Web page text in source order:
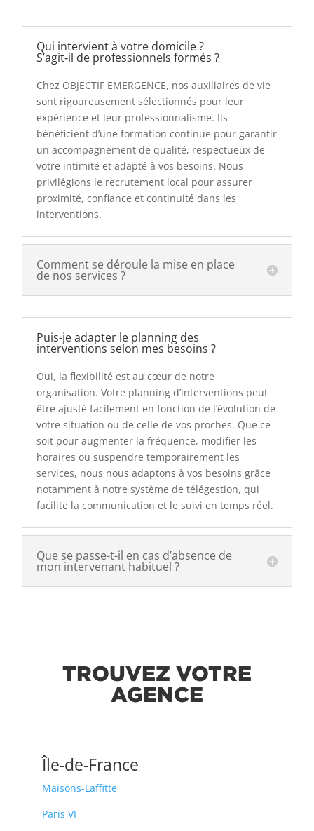
Qui intervient à votre domicile ?
S’agit‑il de professionnels formés ?
Chez OBJECTIF EMERGENCE, nos auxiliaires de vie
sont rigoureusement sélectionnés pour leur
expérience et leur professionnalisme. Ils
bénéficient d’une formation continue pour garantir
un accompagnement de qualité, respectueux de
votre intimité et adapté à vos besoins. Nous
privilégions le recrutement local pour assurer
proximité, confiance et continuité dans les
interventions.
Comment se déroule la mise en place
de nos services ?
Puis-je adapter le planning des
interventions selon mes besoins ?
Oui, la flexibilité est au cœur de notre
organisation. Votre planning d’interventions peut
être ajusté facilement en fonction de l’évolution de
votre situation ou de celle de vos proches. Que ce
soit pour augmenter la fréquence, modifier les
horaires ou suspendre temporairement les
services, nous nous adaptons à vos besoins grâce
notamment à notre système de télégestion, qui
facilite la communication et le suivi en temps réel.
Que se passe-t-il en cas d’absence de
mon intervenant habituel ?
TROUVEZ VOTRE
AGENCE
Île-de-France
Maisons-Laffitte
Paris VI